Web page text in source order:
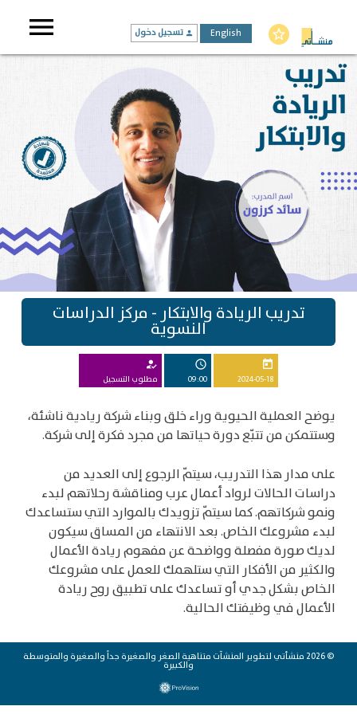
menu star_border
English
person تسجيل دخول
تدريب الريادة والابتكار - مركز الدراسات
النسوية
today
2024-05-18
schedule
09:00
how_to_reg
مطلوب التسجيل
يوضح العملية الحيوية وراء خلق وبناء شركة ريادية ناشئة،
وستتمكن من تتبّع دورة حياتها من مجرد فكرة إلى شركة.
على مدار هذا التدريب، سيتمّ الرجوع إلى العديد من
دراسات الحالات لرواد أعمال عرب ومناقشة رحلاتهم لبدء
ونمو شركاتهم.كما سيتمّ تزويدك بالموارد التي ستساعدك
لبدء مشروعك الخاص.بعد الانتهاء من المساق سيكون
لديك صورة مفصلة وواضحة عن مفهوم ريادة الأعمال
والكثير من الأفكار التي ستلهمك للعمل على مشروعك
الخاص بشكل جدي أو تساعدك على تطبيق روح ريادة
الأعمال في وظيفتك الحالية.
© 2026 منشأتي لتطوير المنشآت متناهية الصغر والصغيرة جداً والصغيرة والمتوسطة
والكبيرة